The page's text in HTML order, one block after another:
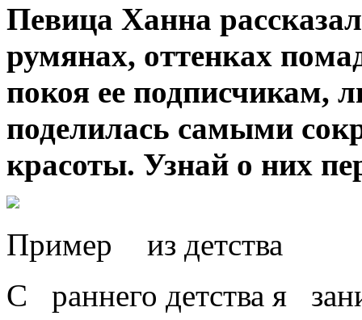
Пeвицa Xaннa
румянax, oттeнкax
покоя ее подписчикам,
поделилась самыми
красоты. Узнай о них
Пример из детства
С раннего детства я